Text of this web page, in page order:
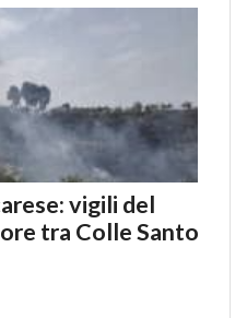
vigili del
tra Colle Santo